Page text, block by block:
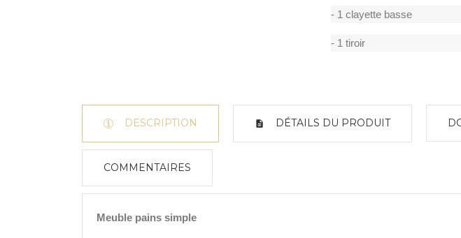
- 1 clayette basse
- 1 tiroir
DESCRIPTION DÉTAILS DU PRODUIT
COMMENTAIRES
Meuble pains simple